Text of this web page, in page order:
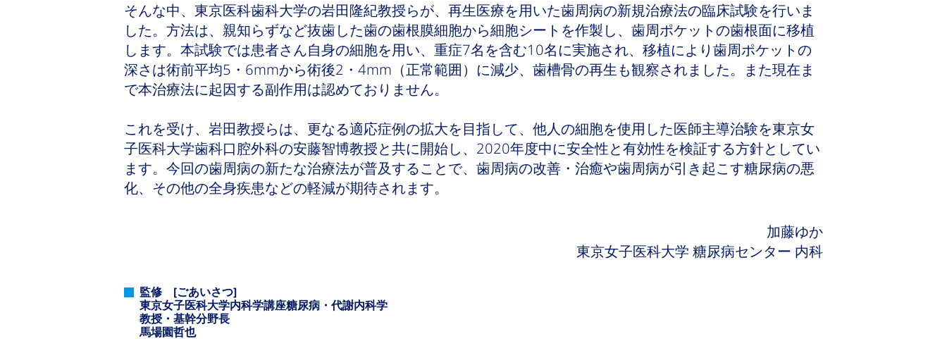
そんな中、東京医科歯科大学の岩田隆紀教授らが、再生医療を用いた歯周病の新規治療法の臨床試験を行いま
した。方法は、親知らずなど抜歯した歯の歯根膜細胞から細胞シートを作製し、歯周ポケットの歯根面に移植
します。本試験では患者さん自身の細胞を用い、重症7名を含む10名に実施され、移植により歯周ポケットの
深さは術前平均5・6mmから術後2・4mm（正常範囲）に減少、歯槽骨の再生も観察されました。また現在ま
で本治療法に起因する副作用は認めておりません。
これを受け、岩田教授らは、更なる適応症例の拡大を目指して、他人の細胞を使用した医師主導治験を東京女
子医科大学歯科口腔外科の安藤智博教授と共に開始し、2020年度中に安全性と有効性を検証する方針としてい
ます。今回の歯周病の新たな治療法が普及することで、歯周病の改善・治癒や歯周病が引き起こす糖尿病の悪
化、その他の全身疾患などの軽減が期待されます。
加藤ゆか
東京女子医科大学 糖尿病センター 内科
監修 [ごあいさつ]
東京女子医科大学内科学講座糖尿病・代謝内科学
教授・基幹分野長
馬場園哲也